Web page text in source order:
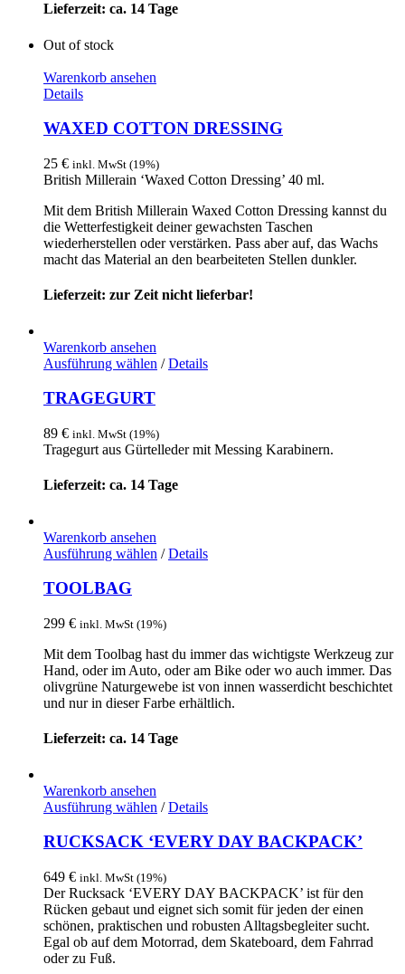
können
Lieferzeit: ca. 14 Tage
Out of stock
Warenkorb ansehen
Details
WAXED COTTON DRESSING
25 € inkl. MwSt (19%)
British Millerain ‘Waxed Cotton Dressing’ 40 ml.
Mit dem British Millerain Waxed Cotton Dressing kannst du
die Wetterfestigkeit deiner gewachsten Taschen
wiederherstellen oder verstärken. Pass aber auf, das Wachs
macht das Material an den bearbeiteten Stellen dunkler.
Lieferzeit: zur Zeit nicht lieferbar!
Warenkorb ansehen
Ausführung wählen Dieses
auf.
können
gewählt
/ Details
TRAGEGURT
89 € inkl. MwSt (19%)
Tragegurt aus Gürtelleder mit Messing Karabinern.
Lieferzeit: ca. 14 Tage
Warenkorb ansehen
Ausführung wählen Dieses
Varianten
auf.
Die
Optionen
können
auf
Produktseite
gewählt
/ Details
TOOLBAG
299 € inkl. MwSt (19%)
Mit dem Toolbag hast du immer das wichtigste Werkzeug zur
Hand, oder im Auto, oder am Bike oder wo auch immer. Das
olivgrüne Naturgewebe ist von innen wasserdicht beschichtet
und nur in dieser Farbe erhältlich.
Lieferzeit: ca. 14 Tage
Warenkorb ansehen
Ausführung wählen Dieses
weist
Varianten
auf.
Die
Optionen
können
/ Details
RUCKSACK ‘EVERY DAY BACKPACK’
649 € inkl. MwSt (19%)
Der Rucksack ‘EVERY DAY BACKPACK’ ist für den
Rücken gebaut und eignet sich somit für jeden der einen
schönen, praktischen und robusten Alltagsbegleiter sucht.
Egal ob auf dem Motorrad, dem Skateboard, dem Fahrrad
oder zu Fuß.